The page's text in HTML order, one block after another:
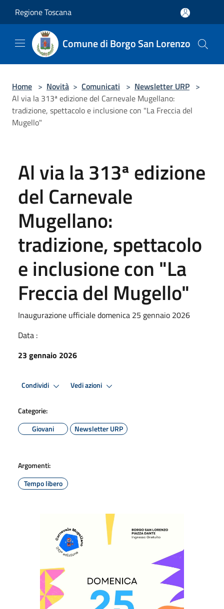
Regione Toscana
Comune di Borgo San Lorenzo
Home > Novità > Comunicati > Newsletter URP >
Al via la 313ª edizione del Carnevale Mugellano:
tradizione, spettacolo e inclusione con "La Freccia del
Mugello"
Al via la 313ª edizione
del Carnevale
Mugellano:
tradizione, spettacolo
e inclusione con "La
Freccia del Mugello"
Inaugurazione ufficiale domenica 25 gennaio 2026
Data :
23 gennaio 2026
Condividi Vedi azioni
Categorie:
Giovani
Newsletter URP
Argomenti:
Tempo libero